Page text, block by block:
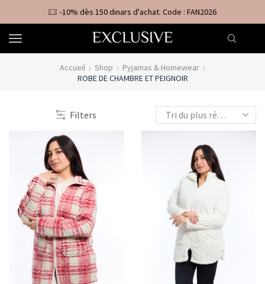
-10% dès 150 dinars d'achat. Code : FAN2026
Accueil Shop
Pyjamas & Homewear
ROBE DE CHAMBRE ET PEIGNOIR
Filters